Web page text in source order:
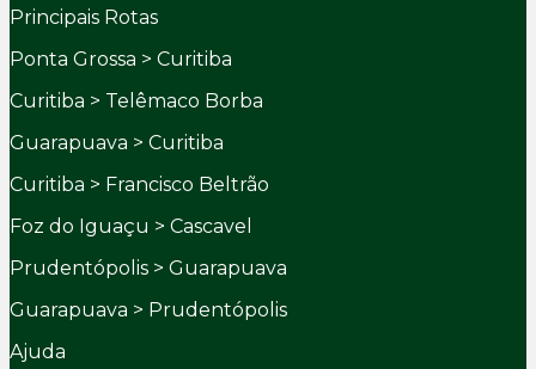
Principais Rotas
Ponta Grossa > Curitiba
Curitiba > Telêmaco Borba
Guarapuava > Curitiba
Curitiba > Francisco Beltrão
Foz do Iguaçu > Cascavel
Prudentópolis > Guarapuava
Guarapuava > Prudentópolis
Ajuda